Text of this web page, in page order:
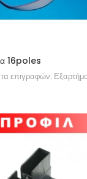
16poles
επιγραφών,